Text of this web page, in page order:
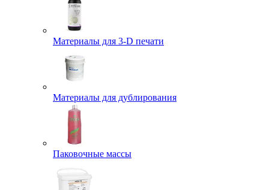
Материалы для 3-D печати
Материалы для дублирования
Паковочные массы